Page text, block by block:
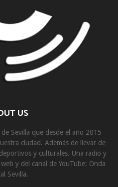
US
Sevilla que desde el año 2015
ciudad. Además de llevar de
y culturales. Una radio y
y del canal de YouTube: Onda
Sevilla.